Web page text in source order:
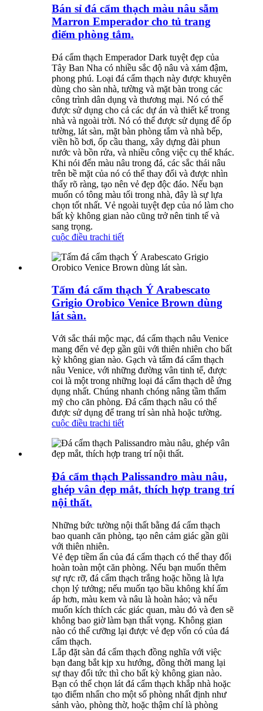
Bán sỉ đá cẩm thạch màu nâu sẫm
Marron Emperador cho tủ trang
điểm phòng tắm.
Đá cẩm thạch Emperador Dark tuyệt đẹp của
Tây Ban Nha có nhiều sắc độ nâu và xám đậm,
phong phú. Loại đá cẩm thạch này được khuyên
dùng cho sàn nhà, tường và mặt bàn trong các
công trình dân dụng và thương mại. Nó có thể
được sử dụng cho cả các dự án và thiết kế trong
nhà và ngoài trời. Nó có thể được sử dụng để ốp
tường, lát sàn, mặt bàn phòng tắm và nhà bếp,
viền hồ bơi, ốp cầu thang, xây dựng đài phun
nước và bồn rửa, và nhiều công việc cụ thể khác.
Khi nói đến màu nâu trong đá, các sắc thái nâu
trên bề mặt của nó có thể thay đổi và được nhìn
thấy rõ ràng, tạo nên vẻ đẹp độc đáo. Nếu bạn
muốn có tông màu tối trong nhà, đây là sự lựa
chọn tốt nhất. Vẻ ngoài tuyệt đẹp của nó làm cho
bất kỳ không gian nào cũng trở nên tinh tế và
sang trọng.
cuộc điều trachi tiết
Tấm đá cẩm thạch Ý Arabescato
Grigio Orobico Venice Brown dùng
lát sàn.
Với sắc thái mộc mạc, đá cẩm thạch nâu Venice
mang đến vẻ đẹp gần gũi với thiên nhiên cho bất
kỳ không gian nào. Gạch và tấm đá cẩm thạch
nâu Venice, với những đường vân tinh tế, được
coi là một trong những loại đá cẩm thạch dễ ứng
dụng nhất. Chúng nhanh chóng nâng tầm thẩm
mỹ cho căn phòng. Đá cẩm thạch nâu có thể
được sử dụng để trang trí sàn nhà hoặc tường.
cuộc điều trachi tiết
Đá cẩm thạch Palissandro màu nâu,
ghép vân đẹp mắt, thích hợp trang trí
nội thất.
Những bức tường nội thất bằng đá cẩm thạch
bao quanh căn phòng, tạo nên cảm giác gần gũi
với thiên nhiên.
Vẻ đẹp tiềm ẩn của đá cẩm thạch có thể thay đổi
hoàn toàn một căn phòng. Nếu bạn muốn thêm
sự rực rỡ, đá cẩm thạch trắng hoặc hồng là lựa
chọn lý tưởng; nếu muốn tạo bầu không khí ấm
áp hơn, màu kem và nâu là hoàn hảo; và nếu
muốn kích thích các giác quan, màu đỏ và đen sẽ
không bao giờ làm bạn thất vọng. Không gian
nào có thể cưỡng lại được vẻ đẹp vốn có của đá
cẩm thạch.
Lắp đặt sàn đá cẩm thạch đồng nghĩa với việc
bạn đang bắt kịp xu hướng, đồng thời mang lại
sự thay đổi tức thì cho bất kỳ không gian nào.
Bạn có thể chọn lát đá cẩm thạch khắp nhà hoặc
tạo điểm nhấn cho một số phòng nhất định như
sảnh vào, phòng thờ, hoặc thậm chí là phòng